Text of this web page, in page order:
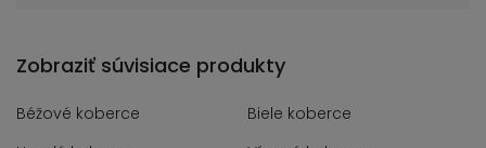
Zobraziť súvisiace produkty
Béžové koberce
Biele koberce